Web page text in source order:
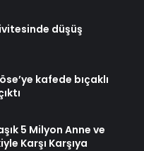
düşüş
kafede bıçaklı
5 Milyon Anne ve
Karşı Karşıya